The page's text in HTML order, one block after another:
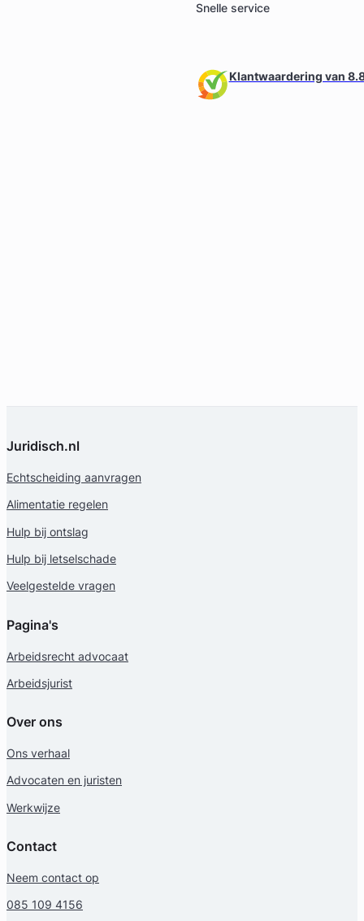
Snelle service
Klantwaardering van
Juridisch.nl
Echtscheiding aanvragen
Alimentatie regelen
Hulp bij ontslag
Hulp bij letselschade
Veelgestelde vragen
Pagina's
Arbeidsrecht advocaat
Arbeidsjurist
Over ons
Ons verhaal
Advocaten en juristen
Werkwijze
Contact
Neem contact op
085 109 4156